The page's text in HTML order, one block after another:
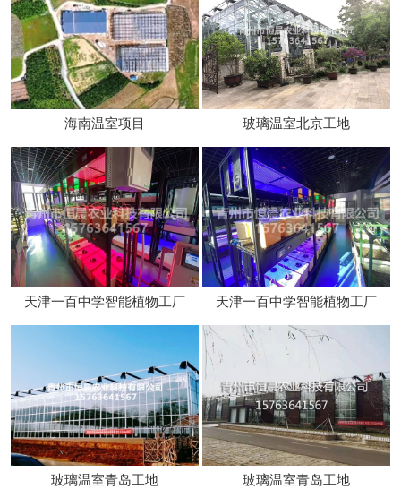
海南温室项目 玻璃温室北京工地
天津一百中学智能植物工厂 天津一百中学智能植物工厂
玻璃温室青岛工地 玻璃温室青岛工地